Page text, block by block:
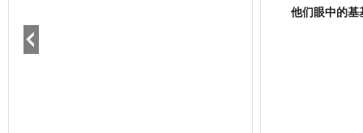
他们眼中的基